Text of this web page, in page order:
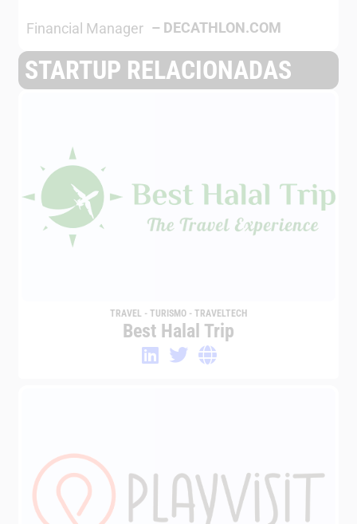
Financial Manager – DECATHLON.COM
STARTUP RELACIONADAS
TRAVEL - TURISMO - TRAVELTECH
Best Halal Trip